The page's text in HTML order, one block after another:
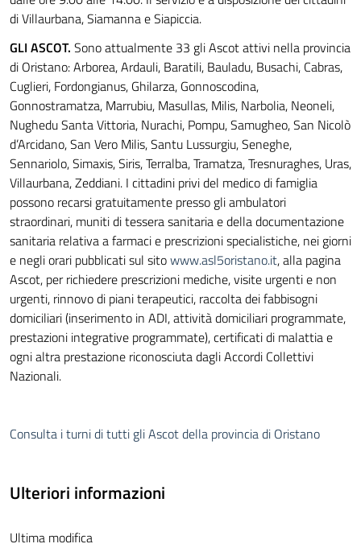
di Villaurbana, Siamanna e Siapiccia.
GLI ASCOT. Sono attualmente 33 gli Ascot attivi nella provincia
di Oristano: Arborea, Ardauli, Baratili, Bauladu, Busachi, Cabras,
Cuglieri, Fordongianus, Ghilarza, Gonnoscodina,
Gonnostramatza, Marrubiu, Masullas, Milis, Narbolia, Neoneli,
Nughedu Santa Vittoria, Nurachi, Pompu, Samugheo, San Nicolò
d’Arcidano, San Vero Milis, Santu Lussurgiu, Seneghe,
Sennariolo, Simaxis, Siris, Terralba, Tramatza, Tresnuraghes, Uras,
Villaurbana, Zeddiani. I cittadini privi del medico di famiglia
possono recarsi gratuitamente presso gli ambulatori
straordinari, muniti di tessera sanitaria e della documentazione
sanitaria relativa a farmaci e prescrizioni specialistiche, nei giorni
e negli orari pubblicati sul sitowww.asl5oristano.it, alla pagina
Ascot, per richiedere prescrizioni mediche, visite urgenti e non
urgenti, rinnovo di piani terapeutici, raccolta dei fabbisogni
domiciliari (inserimento in ADI, attività domiciliari programmate,
prestazioni integrative programmate), certificati di malattia e
ogni altra prestazione riconosciuta dagli Accordi Collettivi
Nazionali.
Consulta i turni di tutti gli Ascot della provincia di Oristano
Ulteriori informazioni
Ultima modifica